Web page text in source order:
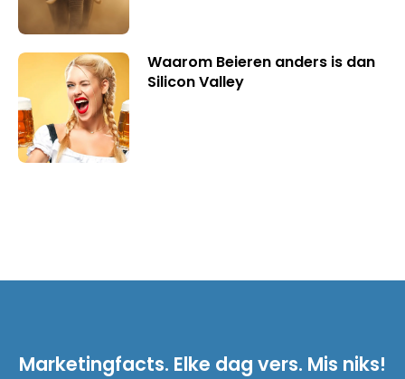
Waarom Beieren anders is dan
Silicon Valley
Marketingfacts. Elke dag vers. Mis niks!